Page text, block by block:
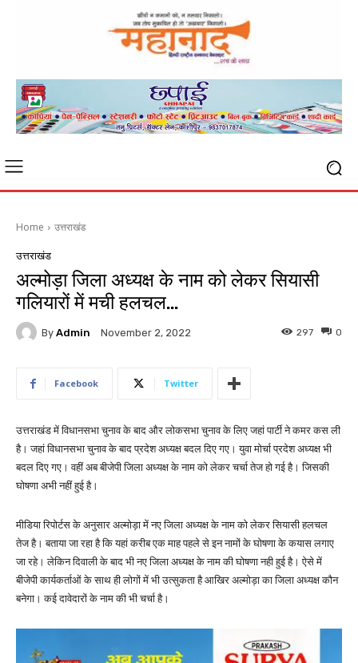
Home उत्तराखंड
उत्तराखंड
अल्मोड़ा जिला अध्यक्ष के नाम को लेकर सियासी
गलियारों में मची हलचल…
By Admin November 2, 2022 0
297
Facebook Twitter
उत्तराखंड में विधानसभा चुनाव के बाद और लोकसभा चुनाव के लिए जहां पार्टी ने कमर कस ली
है। जहां विधानसभा चुनाव के बाद प्रदेश अध्यक्ष बदल दिए गए। युवा मोर्चा प्रदेश अध्यक्ष भी
बदल दिए गए। वहीं अब बीजेपी जिला अध्यक्ष के नाम को लेकर चर्चा तेज हो गई है। जिसकी
घोषणा अभी नहीं हुई है।
मीडिया रिपोर्टस के अनुसार अल्मोड़ा में नए जिला अध्यक्ष के नाम को लेकर सियासी हलचल
तेज है। बताया जा रहा है कि यहां करीब एक माह पहले से इन नामों के घोषणा के कयास लगाए
जा रहे। लेकिन दिवाली के बाद भी नए जिला अध्यक्ष के नाम की घोषणा नही हुई है। ऐसे में
बीजेपी कार्यकर्ताओं के साथ ही लोगों में भी उत्सुकता है आखिर अल्मोड़ा का जिला अध्यक्ष कौन
बनेगा। कई दावेदारों के नाम की भी चर्चा है।